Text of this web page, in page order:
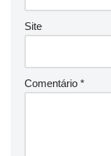
Site
Comentário *